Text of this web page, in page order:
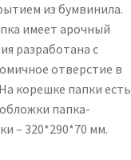
из бумвинила.
имеет арочный
разработана с
отверстие в
корешке папки есть
папка-
– 320*290*70 мм.